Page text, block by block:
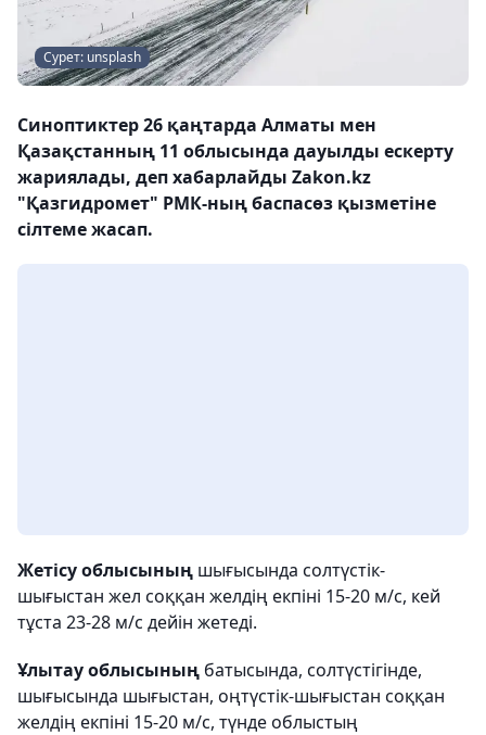
Сурет: unsplash
Синоптиктер 26 қаңтарда Алматы мен
Қазақстанның 11 облысында дауылды ескерту
жариялады, деп хабарлайды Zakon.kz
"Қазгидромет" РМК-ның баспасөз қызметіне
сілтеме жасап.
Жетісу облысының шығысында солтүстік-
шығыстан жел соққан желдің екпіні 15-20 м/с, кей
тұста 23-28 м/с дейін жетеді.
Ұлытау облысының батысында, солтүстігінде,
шығысында шығыстан, оңтүстік-шығыстан соққан
желдің екпіні 15-20 м/с, түнде облыстың